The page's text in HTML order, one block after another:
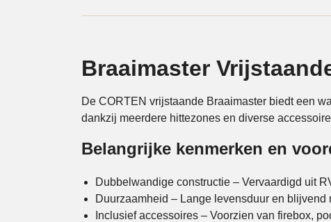
Braaimaster
De CORTEN vrijstaande Braaimaster biedt een
dankzij meerdere hittezones en diverse
Belangrijke kenmerken en
Dubbelwandige constructie – Vervaardigd uit
Duurzaamheid – Lange levensduur en blijvend
Inclusief accessoires – Voorzien van firebox,